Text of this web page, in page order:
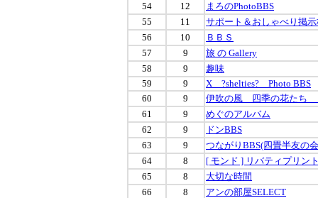
54
12
まろのPhotoBBS
55
11
サポート＆おしゃべり掲
56
10
ＢＢＳ
57
9
旅 の Gallery
58
9
趣味
59
9
X ?shelties? Photo BBS
60
9
伊吹の風 四季の花たち
61
9
めぐのアルバム
62
9
ドンBBS
63
9
つながりBBS(四畳半友の
64
8
[ モンド ] リバティプリン
65
8
大切な時間
66
8
アンの部屋SELECT